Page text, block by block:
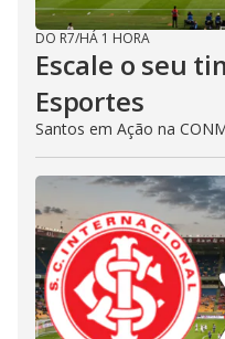
DO R7/HÁ 1 HORA
Escale o seu
Esportes
Santos em Ação na